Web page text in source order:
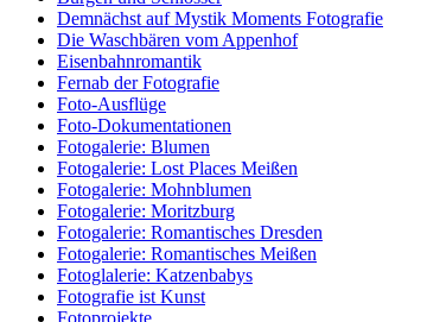
Demnächst auf Mystik Moments Fotografie
Die Waschbären vom Appenhof
Eisenbahnromantik
Fernab der Fotografie
Foto-Ausflüge
Foto-Dokumentationen
Fotogalerie: Blumen
Fotogalerie: Lost Places Meißen
Fotogalerie: Mohnblumen
Fotogalerie: Moritzburg
Fotogalerie: Romantisches Dresden
Fotogalerie: Romantisches Meißen
Fotoglalerie: Katzenbabys
Fotografie ist Kunst
Fotoprojekte